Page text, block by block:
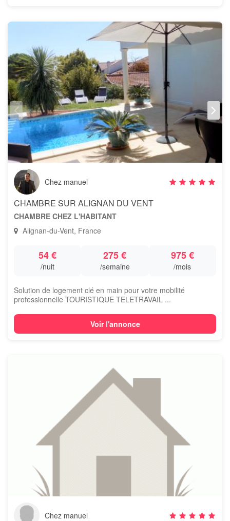
Chez manuel
CHAMBRE SUR ALIGNAN DU VENT
CHAMBRE CHEZ L'HABITANT
Alignan-du-Vent, France
54 €
/nuit
275 €
/semaine
975 €
/mois
Solution de logement clé en main pour votre mobilité
professionnelle TOURISTIQUE TELETRAVAIL ...
Voir l'annonce
Chez manuel